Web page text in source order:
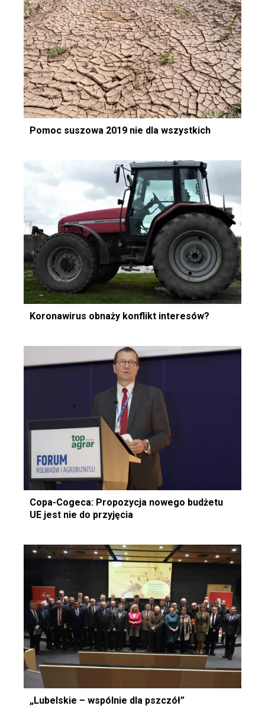
Pomoc suszowa 2019 nie dla wszystkich
Koronawirus obnaży konflikt interesów?
Copa-Cogeca: Propozycja nowego budżetu
UE jest nie do przyjęcia
„Lubelskie – wspólnie dla pszczół”